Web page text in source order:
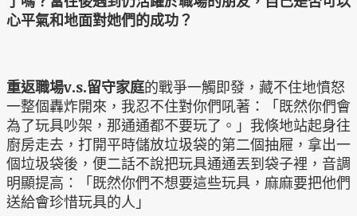
心平氣和地面對她們的成功？
重返職場v.s.留守家庭的戰爭一觸即發，藏不住地憤怒
一整個轟炸開來，我忍不住對你們吼著：「既然你們會
為了玩具吵架，那通通都不要玩了。」我倏地站起身往
廚房走去，打開平時儲放垃圾袋的第二個抽屜，拿出一
個垃圾袋後，便二話不說把玩具通通丟到袋子裡，音調
明顯提高：「既然你們不想要這些玩具，麻麻要把他們
送給會珍惜玩具的人」